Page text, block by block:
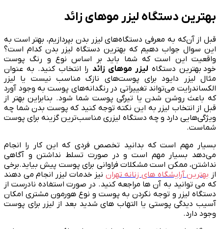
بهترین دستگاه لیزر موهای زائد
قبل از آن‌که به معرفی دستگاه‌های لیزر بدن بپردازیم، بهتر است به
این سوال جواب دهیم که بهترین دستگاه لیزر بدن کدام است؟
واقعیت این است که شما باید بر اساس نوع و رنگ پوست
خود بهترین دستگاه لیزر موهای زائد را انتخاب کنید. به عنوان
مثال لیزر دایود برای پوست‌های نازک مناسب نیست یا لیزر
الکساندرایت می‌تواند تغییراتی در رنگدانه‌های پوست به وجود آورد
که باعث روشن شدن یا تیرگی پوست شما شود. بنابراین بهتر از
قبل از انتخاب لیزر به این نکته توجه کنید که پوست بدن شما چه
ویژگی‌هایی دارد و چه دستگاه‌ لیزری مناسب‌ترین گزینه برای پوست
شماست.
بسیار مهم است که بدانید تخصص فردی که این کار را انجام
می‌دهد بسیار مهم است و در صورت تسلط نداشتن و آگاهی
نداشتن، ممکن است مشکلات فراوانی برای پوست پیش بیاید.برخی
از بهترین آرایشگاه های زنانه تهران نیز خدمات لیزر انجام می دهند
که می توانید به آن ها مراجعه کنید. در صورت استفاده نادرست از
دستگاه لیزر و توجه نکردن به پوست و نوع هورمون مشتری امکان
آسیب دیدگی پوستی یا التهاب های شدید بعد از لیزر برای پوست
وجود دارد.